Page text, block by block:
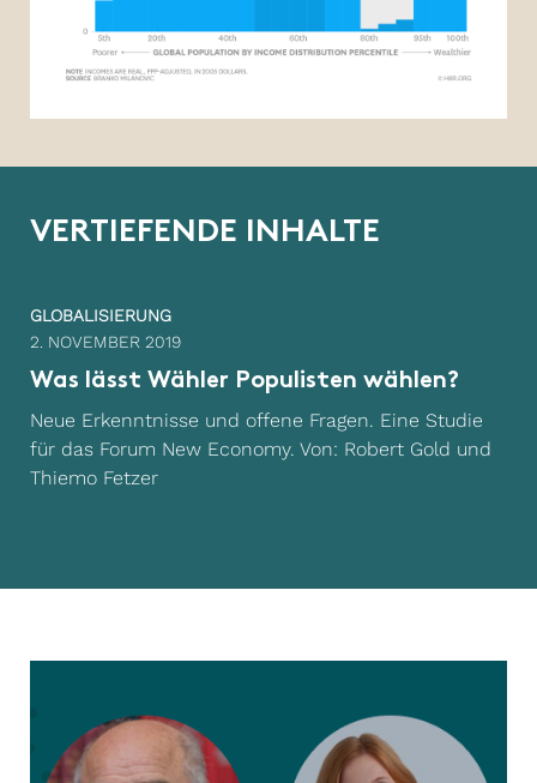
VERTIEFENDE INHALTE
GLOBALISIERUNG
2. NOVEMBER 2019
Was lässt Wähler Populisten wählen?
Neue Erkenntnisse und offene Fragen. Eine Studie
für das Forum New Economy. Von: Robert Gold und
Thiemo Fetzer